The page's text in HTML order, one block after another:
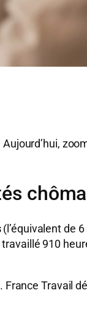
(l’équivalent de
910
Travail